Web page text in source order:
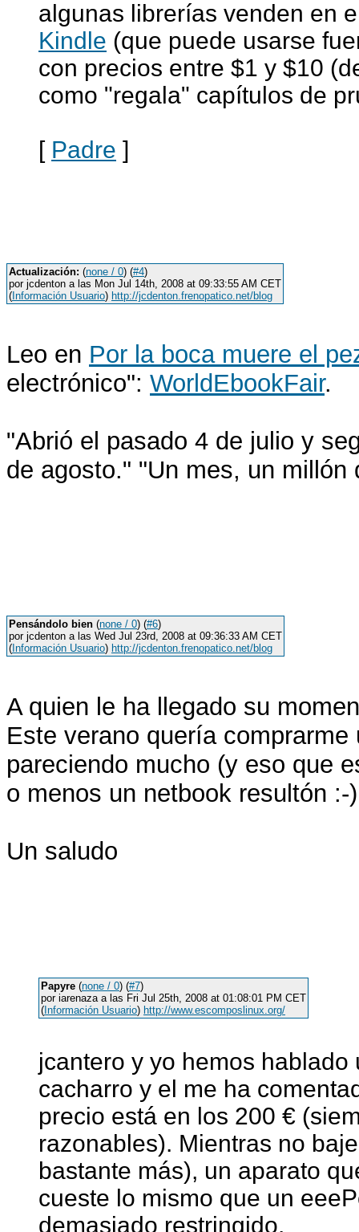
algunas librerías venden en
Kindle (que puede usarse
con precios entre $1 y $10
como "regala" capítulos de
[ Padre ]
Actualización: (none / 0) (#4)
por jcdenton a las Mon Jul 14th, 2008 at 09:33:55 AM CET
( Información Usuario) http://jcdenton.frenopatico.net/blog
Leo en Por la boca muere el
electrónico": WorldEbookFair.
"Abrió el pasado 4 de julio y
de agosto." "Un mes, un millón
Pensándolo bien (none / 0) (#6)
por jcdenton a las Wed Jul 23rd, 2008 at 09:36:33 AM CET
( Información Usuario) http://jcdenton.frenopatico.net/blog
A quien le ha llegado su
Este verano quería
pareciendo mucho (y eso que
o menos un netbook resultón :-)
Un saludo
Papyre (none / 0) (#7)
por iarenaza a las Fri Jul 25th, 2008 at 01:08:01 PM CET
( Información Usuario) http://www.escomposlinux.org/
jcantero y yo hemos
cacharro y el me ha
precio está en los 200 €
razonables). Mientras no
bastante más), un aparato
cueste lo mismo que un
demasiado restringido.